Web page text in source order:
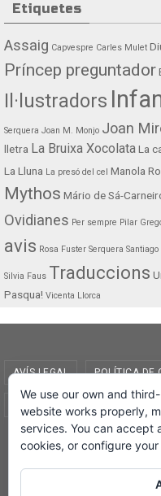
Etiquetes
Assaig Capvespre Carles Mulet
Príncep preguntador
Il·lustradors
Serquera Joan M. Monjo Joan
lletra La Bruixa XocolataLa
La Lluna La presó del cel Manola
Mythos Mário de Sá-
Ovidianes Per sempre Pilar
avis Rosa Fuster Serquera
Silvia Faus Traduccions
Pasqua! Vicenta Llorca
AVÍS LEGAL POLÍTICA DE
CONDICIONS DE COMPRA
© Lletra
We use our own and
website works properly,
services. You can accept
cookies, or configure